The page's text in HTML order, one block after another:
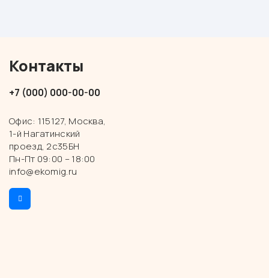
Контакты
+7 (000) 000-00-00
Офис: 115127, Москва,
1-й Нагатинский
проезд, 2с35БН
Пн-Пт 09:00 – 18:00
info@ekomig.ru